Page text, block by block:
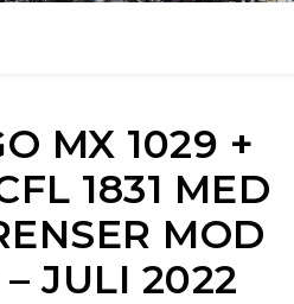
MX 1029 +
1831 MED
MOD
JULI 2022